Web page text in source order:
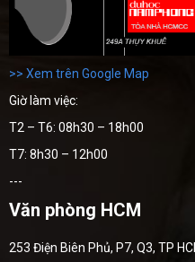
>> Xem trên Google Map
Giờ làm việc:
T2 – T6: 08h30 – 18h00
T7: 8h30 – 12h00
---
Văn phòng HCM
253 Điện Biên Phủ, P7, Q3, TP